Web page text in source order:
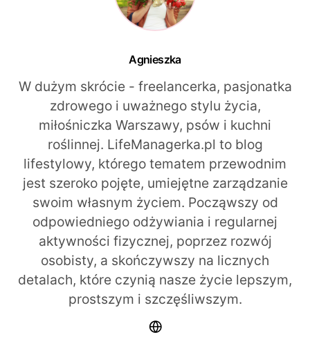
Agnieszka
W dużym skrócie - freelancerka, pasjonatka
zdrowego i uważnego stylu życia,
miłośniczka Warszawy, psów i kuchni
roślinnej. LifeManagerka.pl to blog
lifestylowy, którego tematem przewodnim
jest szeroko pojęte, umiejętne zarządzanie
swoim własnym życiem. Począwszy od
odpowiedniego odżywiania i regularnej
aktywności fizycznej, poprzez rozwój
osobisty, a skończywszy na licznych
detalach, które czynią nasze życie lepszym,
prostszym i szczęśliwszym.